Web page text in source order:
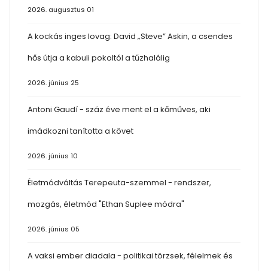
2026. augusztus 01
A kockás inges lovag: David „Steve” Askin, a csendes
hős útja a kabuli pokoltól a tűzhalálig
2026. június 25
Antoni Gaudí - száz éve ment el a kőműves, aki
imádkozni tanította a követ
2026. június 10
Életmódváltás Terepeuta-szemmel - rendszer,
mozgás, életmód "Ethan Suplee módra"
2026. június 05
A vaksi ember diadala - politikai törzsek, félelmek és